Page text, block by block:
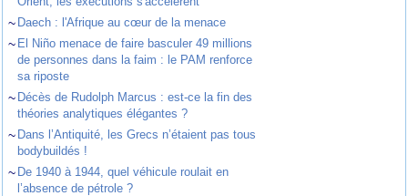
~ Daech : l'Afrique au cœur de la menace
~ El Niño menace de faire basculer 49 millions
de personnes dans la faim : le PAM renforce
sa riposte
~ Décès de Rudolph Marcus : est-ce la fin des
théories analytiques élégantes ?
~ Dans l’Antiquité, les Grecs n’étaient pas tous
bodybuildés !
~ De 1940 à 1944, quel véhicule roulait en
l’absence de pétrole ?